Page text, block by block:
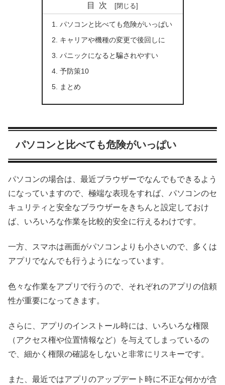
目次
パソコンと比べても危険がいっぱい
キャリアや機種の変更で後回しに
パニックになると騙されやすい
予防策10
まとめ
パソコンと比べても危険がいっぱい
パソコンの場合は、最近ブラウザーでなんでもできるよう
になっていますので、極端な表現をすれば、パソコンのセ
キュリティと安全なブラウザーをきちんと設定しておけ
ば、いろいろな作業を比較的安全に行えるわけです。
一方、スマホは画面がパソコンよりも小さいので、多くは
アプリでなんでも行うようになっています。
色々な作業をアプリで行うので、それぞれのアプリの信頼
性が重要になってきます。
さらに、アプリのインストール時には、いろいろな権限
（アクセス権や位置情報など）を与えてしまっているの
で、細かく権限の確認をしないと非常にリスキーです。
また、最近ではアプリのアップデート時に不正な何かが含